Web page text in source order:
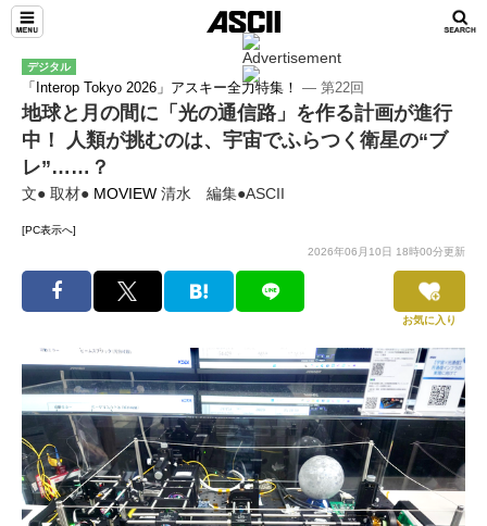
デジタル
「Interop Tokyo 2026」アスキー全力特集！ ― 第22回
地球と月の間に「光の通信路」を作る計画が進行
中！ 人類が挑むのは、宇宙でふらつく衛星の“ブ
レ”……？
文● 取材● MOVIEW 清水 編集●ASCII
[PC表示へ]
2026年06月10日 18時00分更新
お気に入り